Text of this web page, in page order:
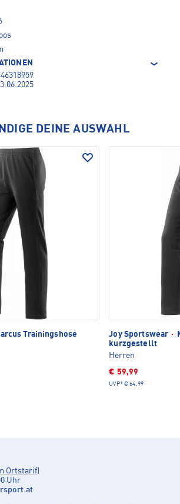
DEINE AUSWAHL
Trainingshose
Joy Sportswear ·
kurzgestellt
Herren
€ 59,99
UVP* € 64,99
Ortstarif)
Uhr